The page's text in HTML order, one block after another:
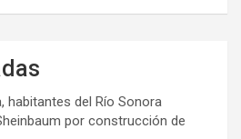
habitantes del Río Sonora
por construcción de